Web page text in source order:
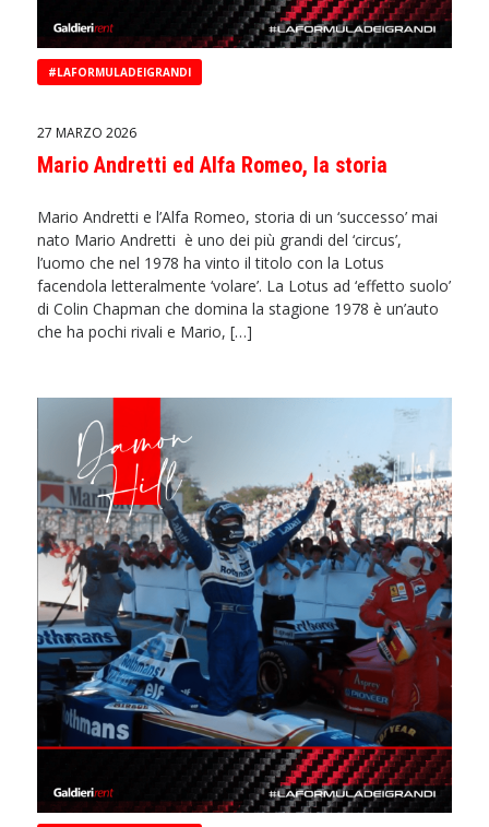
#LAFORMULADEIGRANDI
27 MARZO 2026
Mario Andretti ed Alfa Romeo, la storia
Mario Andretti e l’Alfa Romeo, storia di un ‘successo’ mai
nato Mario Andretti è uno dei più grandi del ‘circus’,
l’uomo che nel 1978 ha vinto il titolo con la Lotus
facendola letteralmente ‘volare’. La Lotus ad ‘effetto suolo’
di Colin Chapman che domina la stagione 1978 è un’auto
che ha pochi rivali e Mario, […]